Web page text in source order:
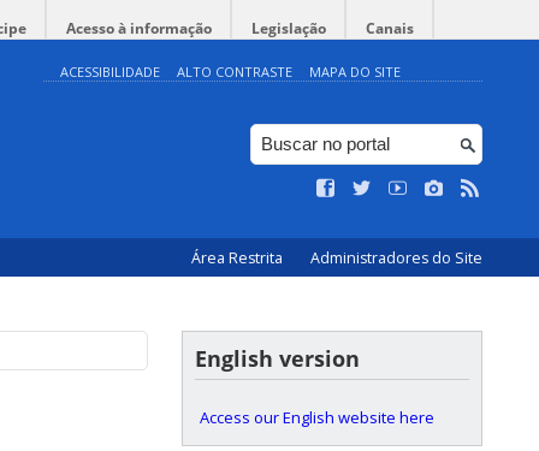
Acesso à informação Legislação Canais
ACESSIBILIDADE ALTO CONTRASTE MAPA DO SITE
Área Restrita Administradores do Site
English version
Access our English website here